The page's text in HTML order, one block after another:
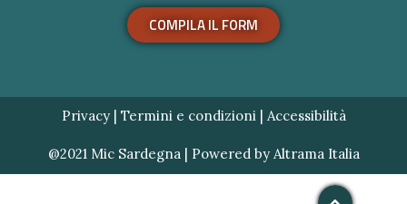
COMPILA IL FORM
Privacy| Termini e condizioni| Accessibilità
@2021 Mic Sardegna | Powered by Altrama Italia